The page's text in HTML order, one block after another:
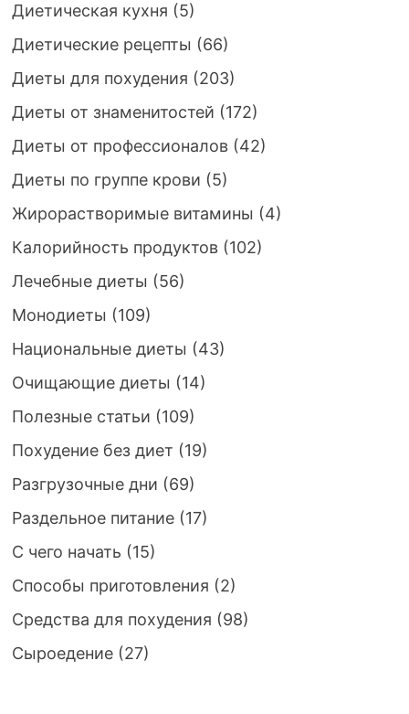
Диетическая кухня (5)
Диетические рецепты (66)
Диеты для похудения (203)
Диеты от знаменитостей (172)
Диеты от профессионалов(42)
Диеты по группе крови (5)
Жирорастворимые витамины (4)
Калорийность продуктов(102)
Лечебные диеты (56)
Монодиеты (109)
Национальные диеты (43)
Очищающие диеты (14)
Полезные статьи (109)
Похудение без диет (19)
Разгрузочные дни (69)
Раздельное питание(17)
С чего начать (15)
Способы приготовления (2)
Средства для похудения (98)
Сыроедение(27)